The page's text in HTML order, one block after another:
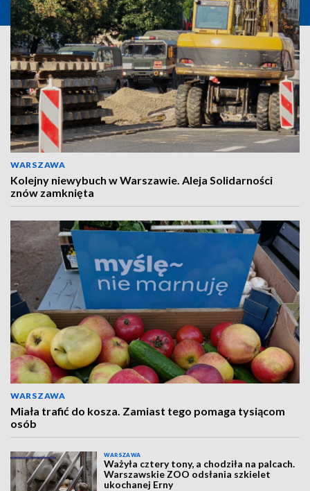
WARSZAWA
Kolejny niewybuch w Warszawie. Aleja Solidarności
znów zamknięta
WARSZAWA
Miała trafić do kosza. Zamiast tego pomaga tysiącom
osób
WARSZAWA
Ważyła cztery tony, a chodziła na palcach.
Warszawskie ZOO odsłania szkielet
ukochanej Erny